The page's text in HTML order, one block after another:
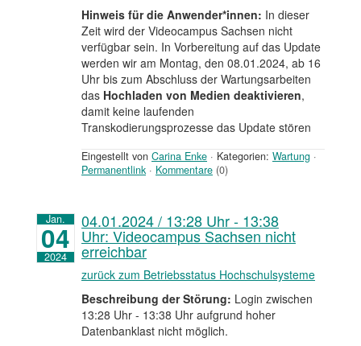
Hinweis für die Anwender*innen: In dieser
Zeit wird der Videocampus Sachsen nicht
verfügbar sein. In Vorbereitung auf das Update
werden wir am Montag, den 08.01.2024, ab 16
Uhr bis zum Abschluss der Wartungsarbeiten
das Hochladen von Medien deaktivieren,
damit keine laufenden
Transkodierungsprozesse das Update stören
Eingestellt von Carina Enke · Kategorien: Wartung ·
Permanentlink · Kommentare (0)
Jan.
04
2024
04.01.2024 / 13:28 Uhr - 13:38
Uhr: Videocampus Sachsen nicht
erreichbar
zurück zum Betriebsstatus Hochschulsysteme
Beschreibung der Störung: Login zwischen
13:28 Uhr - 13:38 Uhr aufgrund hoher
Datenbanklast nicht möglich.